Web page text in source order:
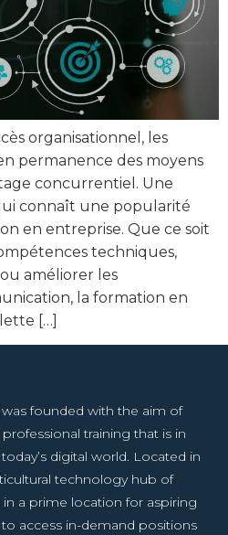
organisationnel, les
permanence des moyens
concurrentiel. Une
connaît une popularité
en entreprise. Que ce soit
techniques,
améliorer les
la formation en
[…]
founded with the aim of
training that is in
digital world. Located in
technology hub of
a prime location for aspiring
access in-demand positions